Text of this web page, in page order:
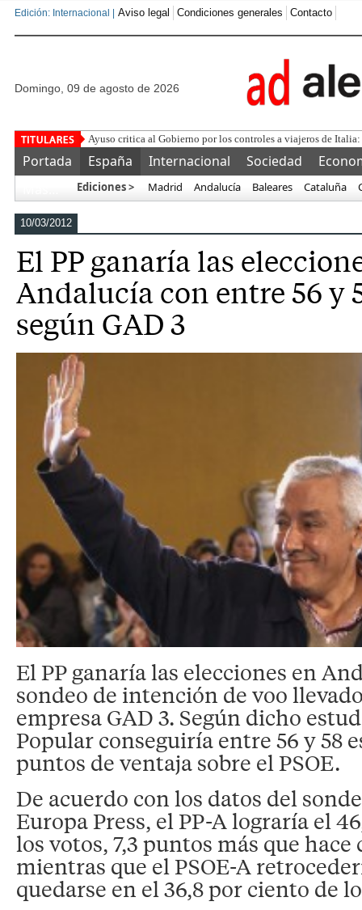
Edición: Internacional | Aviso legal Condiciones generales Contacto
domingo, 09 de agosto de 2026
¿Se puede
Portada España Internacional Sociedad
Ediciones > Madrid Andalucía Baleares Cataluña
10/03/2012
El PP ganaría las
Andalucía con entre 56 y
según GAD 3
El PP ganaría las elecciones en
sondeo de intención de voo
empresa GAD 3. Según dicho
Popular conseguiría entre 56 y 58
puntos de ventaja sobre el PSOE.
De acuerdo con los datos del
Europa Press, el PP-A lograría el
los votos, 7,3 puntos más que hace
mientras que el PSOE-A
quedarse en el 36,8 por ciento de